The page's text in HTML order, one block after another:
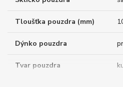
Tloušťka pouzdra (mm)
Dýnko pouzdra
Tvar pouzdra